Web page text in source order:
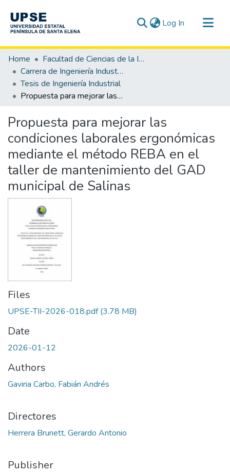
Log In (current)
Communities & Collections
All of DSpace
Statistics
Home
Facultad de Ciencias de la Ingeniería
Carrera de Ingeniería Industrial
Tesis de Ingeniería Industrial
Propuesta para mejorar las condiciones laborales ergonómicas mediante el método REBA en el taller de mantenimiento del GAD municipal de Salinas
Propuesta para mejorar las
condiciones laborales ergonómicas
mediante el método REBA en el
taller de mantenimiento del GAD
municipal de Salinas
Files
UPSE-TII-2026-018.pdf(3.78 MB)
Date
2026-01-12
Authors
Gaviria Carbo, Fabián Andrés
Directores
Herrera Brunett, Gerardo Antonio
Publisher